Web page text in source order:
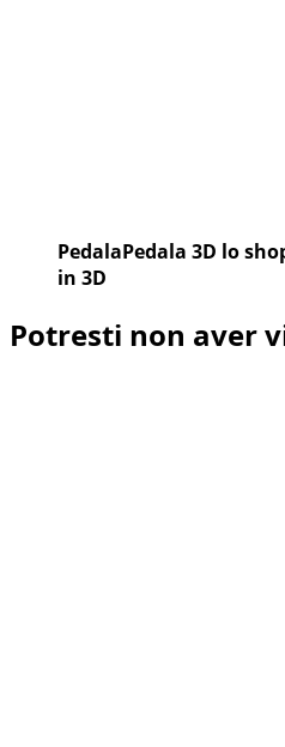
PedalaPedala 3D lo
in 3D
Potresti non aver